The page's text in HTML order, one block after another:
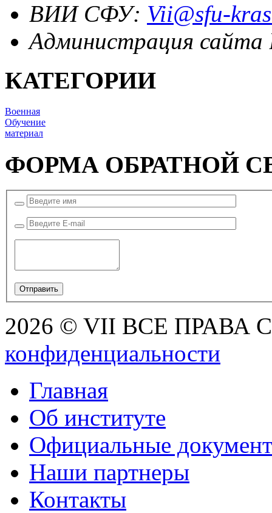
ВИИ СФУ: Vii@sfu-
Администрация
КАТЕГОРИИ
Военная
Обучение
материал
ФОРМА ОБРАТНОЙ
2026 © VII ВСЕ ПРАВА
конфиденциальности
Главная
Об институте
Официальные
Наши партнеры
Контакты